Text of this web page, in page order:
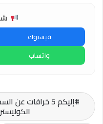
فيسبوك
واتساب
إليكم 5 خرافات